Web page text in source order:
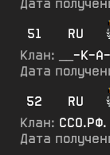
Дата
51
RU
Клан:
__-К-
Дата
52
RU
Клан: ССО.РФ.
Дата